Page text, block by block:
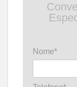
Nome*